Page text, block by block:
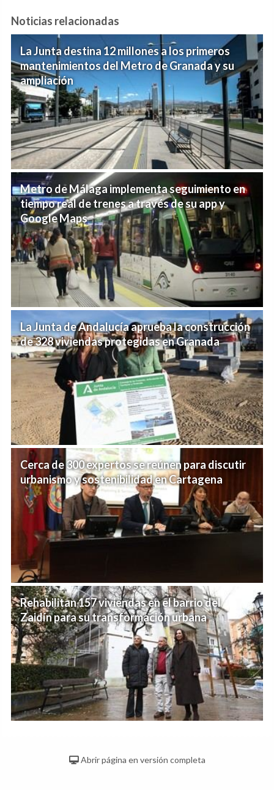
Noticias relacionadas
La Junta destina 12 millones a los primeros
mantenimientos del Metro de Granada y su
ampliación
Metro de Málaga implementa seguimiento en
tiempo real de trenes a través de su app y
Google Maps
La Junta de Andalucía aprueba la construcción
de 328 viviendas protegidas en Granada
Cerca de 300 expertos se reúnen para discutir
urbanismo y sostenibilidad en Cartagena
Rehabilitan 157 viviendas en el barrio del
Zaidín para su transformación urbana
Abrir página en versión completa